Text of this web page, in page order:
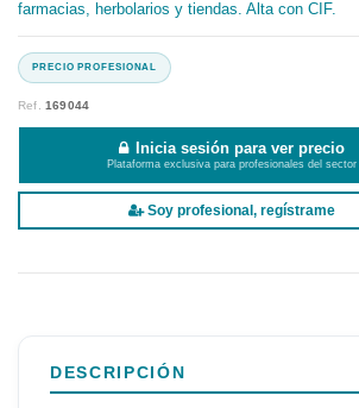
farmacias, herbolarios y tiendas. Alta con CIF.
Ref.169044
Inicia sesión para ver precio
Plataforma exclusiva para profesionales del sector
Soy profesional, regístrame
DESCRIPCIÓN